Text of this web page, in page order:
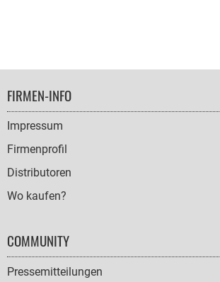
FOOTER
NAVIGATION
FIRMEN-INFO
Impressum
Firmenprofil
Distributoren
Wo kaufen?
COMMUNITY
Pressemitteilungen